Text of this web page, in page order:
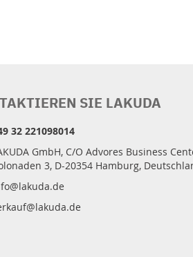
SIE LAKUDA
32 221098014
GmbH, C/O Advores Business
3, D-20354 Hamburg,